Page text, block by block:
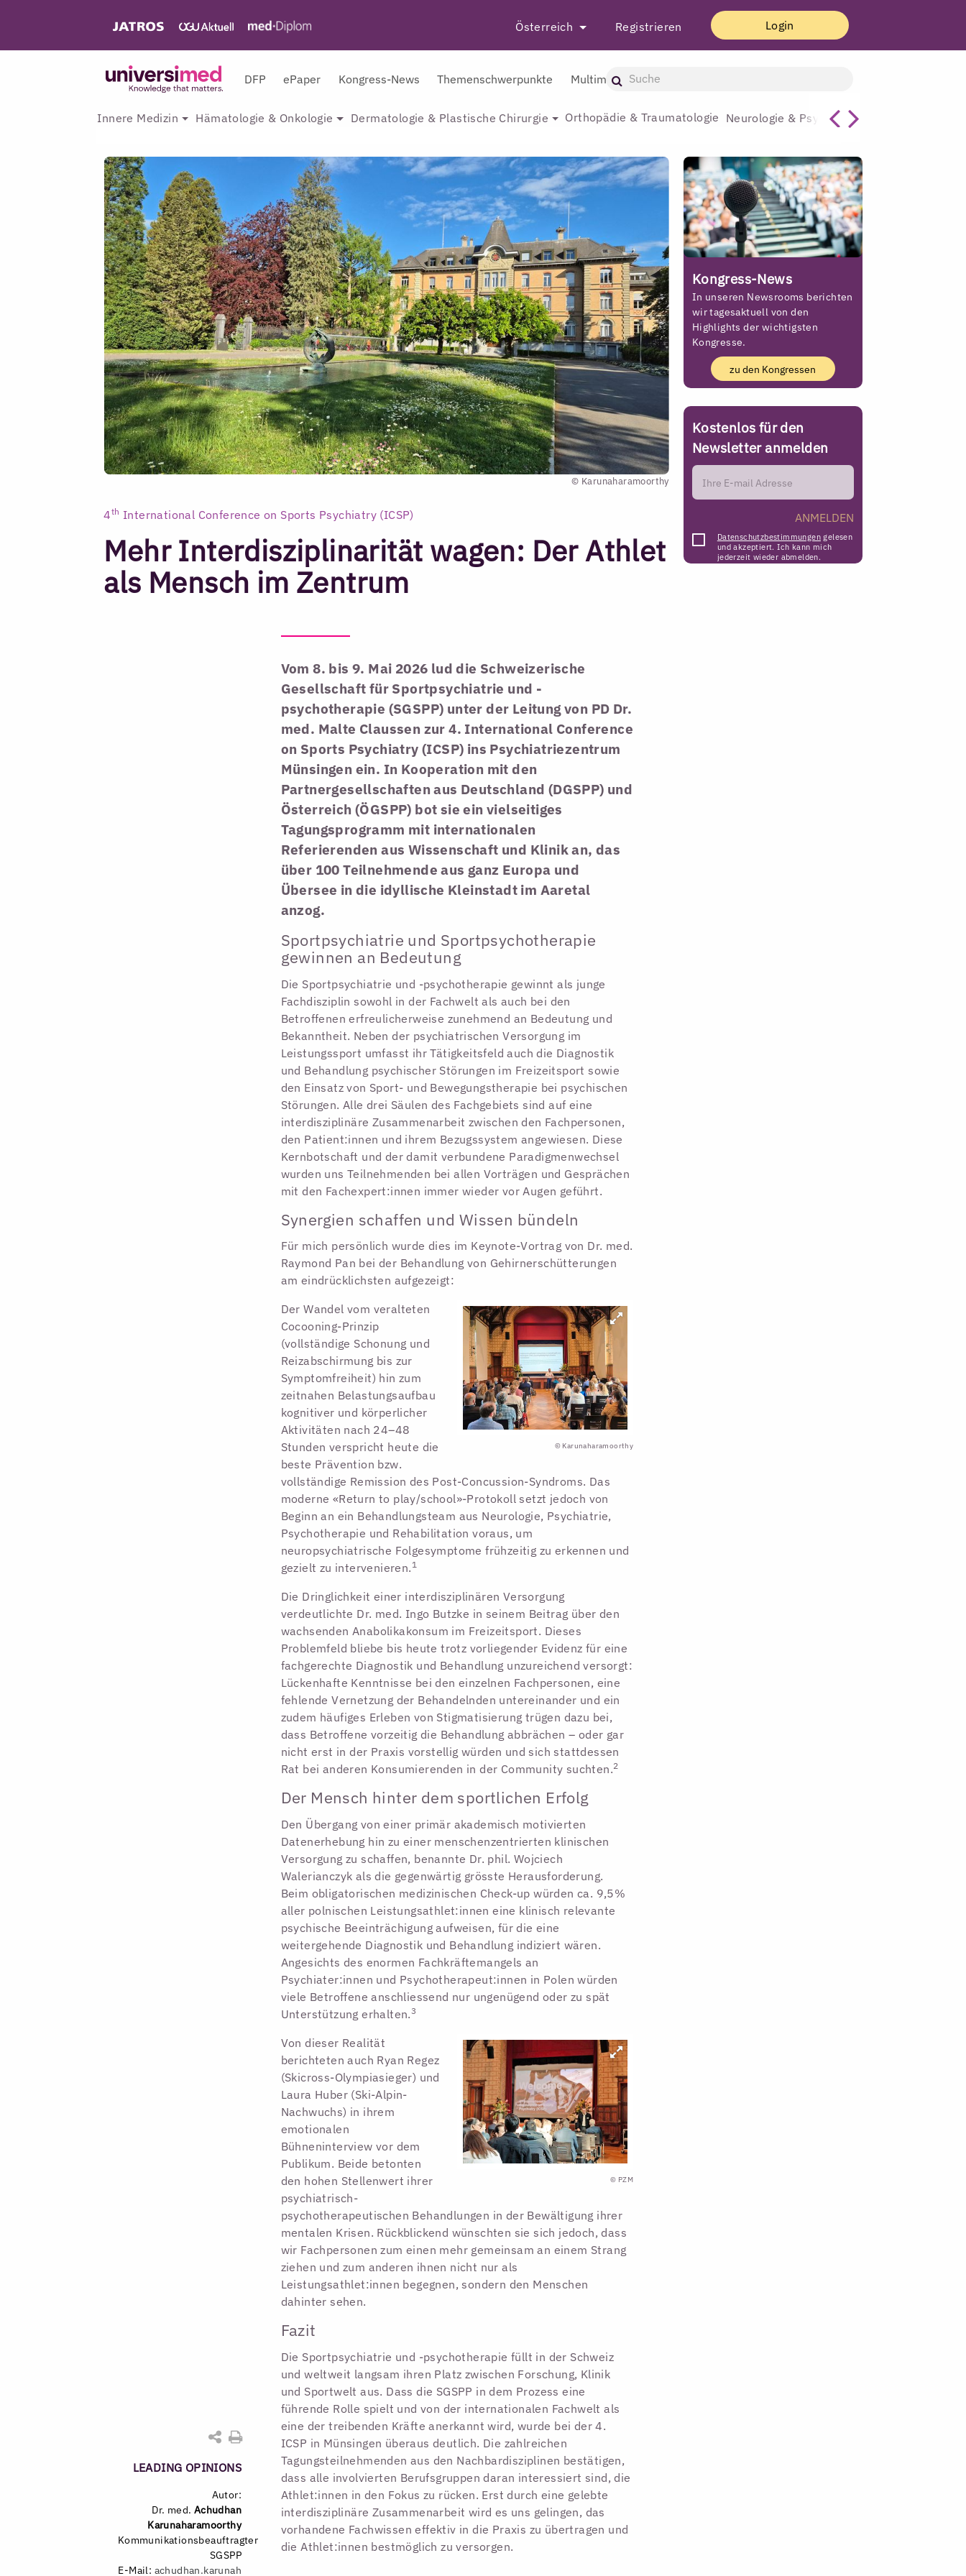
Österreich Registrieren Login
DFP ePaper Kongress-News Themenschwerpunkte Multimedia
Innere Medizin Hämatologie & Onkologie Dermatologie & Plastische Chirurgie Orthopädie & Traumatologie Neurologie & Psychiatrie
© Karunaharamoorthy
4th International Conference on Sports Psychiatry (ICSP)
Mehr Interdisziplinarität wagen: Der Athlet
als Mensch im Zentrum
LEADING OPINIONS
Autor:
Dr. med. Achudhan
Karunaharamoorthy
Kommunikationsbeauftragter
SGSPP
E-Mail: achudhan.karunah
Vom 8. bis 9. Mai 2026 lud die Schweizerische
Gesellschaft für Sportpsychiatrie und -
psychotherapie (SGSPP) unter der Leitung von PD Dr.
med. Malte Claussen zur 4. International Conference
on Sports Psychiatry (ICSP) ins Psychiatriezentrum
Münsingen ein. In Kooperation mit den
Partnergesellschaften aus Deutschland (DGSPP) und
Österreich (ÖGSPP) bot sie ein vielseitiges
Tagungsprogramm mit internationalen
Referierenden aus Wissenschaft und Klinik an, das
über 100 Teilnehmende aus ganz Europa und
Übersee in die idyllische Kleinstadt im Aaretal
anzog.
Sportpsychiatrie und Sportpsychotherapie
gewinnen an Bedeutung
Die Sportpsychiatrie und -psychotherapie gewinnt als junge
Fachdisziplin sowohl in der Fachwelt als auch bei den
Betroffenen erfreulicherweise zunehmend an Bedeutung und
Bekanntheit. Neben der psychiatrischen Versorgung im
Leistungssport umfasst ihr Tätigkeitsfeld auch die Diagnostik
und Behandlung psychischer Störungen im Freizeitsport sowie
den Einsatz von Sport- und Bewegungstherapie bei psychischen
Störungen. Alle drei Säulen des Fachgebiets sind auf eine
interdisziplinäre Zusammenarbeit zwischen den Fachpersonen,
den Patient:innen und ihrem Bezugssystem angewiesen. Diese
Kernbotschaft und der damit verbundene Paradigmenwechsel
wurden uns Teilnehmenden bei allen Vorträgen und Gesprächen
mit den Fachexpert:innen immer wieder vor Augen geführt.
Synergien schaffen und Wissen bündeln
Für mich persönlich wurde dies im Keynote-Vortrag von Dr. med.
Raymond Pan bei der Behandlung von Gehirnerschütterungen
am eindrücklichsten aufgezeigt:
© Karunaharamoorthy
Der Wandel vom veralteten
Cocooning-Prinzip
(vollständige Schonung und
Reizabschirmung bis zur
Symptomfreiheit) hin zum
zeitnahen Belastungsaufbau
kognitiver und körperlicher
Aktivitäten nach 24–48
Stunden verspricht heute die
beste Prävention bzw.
vollständige Remission des Post-Concussion-Syndroms. Das
moderne «Return to play/school»-Protokoll setzt jedoch von
Beginn an ein Behandlungsteam aus Neurologie, Psychiatrie,
Psychotherapie und Rehabilitation voraus, um
neuropsychiatrische Folgesymptome frühzeitig zu erkennen und
gezielt zu intervenieren. 1
Die Dringlichkeit einer interdisziplinären Versorgung
verdeutlichte Dr. med. Ingo Butzke in seinem Beitrag über den
wachsenden Anabolikakonsum im Freizeitsport. Dieses
Problemfeld bliebe bis heute trotz vorliegender Evidenz für eine
fachgerechte Diagnostik und Behandlung unzureichend versorgt:
Lückenhafte Kenntnisse bei den einzelnen Fachpersonen, eine
fehlende Vernetzung der Behandelnden untereinander und ein
zudem häufiges Erleben von Stigmatisierung trügen dazu bei,
dass Betroffene vorzeitig die Behandlung abbrächen – oder gar
nicht erst in der Praxis vorstellig würden und sich stattdessen
Rat bei anderen Konsumierenden in der Community suchten.2
Der Mensch hinter dem sportlichen Erfolg
Den Übergang von einer primär akademisch motivierten
Datenerhebung hin zu einer menschenzentrierten klinischen
Versorgung zu schaffen, benannte Dr. phil. Wojciech
Walerianczyk als die gegenwärtig grösste Herausforderung.
Beim obligatorischen medizinischen Check-up würden ca. 9,5%
aller polnischen Leistungsathlet:innen eine klinisch relevante
psychische Beeinträchigung aufweisen, für die eine
weitergehende Diagnostik und Behandlung indiziert wären.
Angesichts des enormen Fachkräftemangels an
Psychiater:innen und Psychotherapeut:innen in Polen würden
viele Betroffene anschliessend nur ungenügend oder zu spät
Unterstützung erhalten.3
© PZM
Von dieser Realität
berichteten auch Ryan Regez
(Skicross-Olympiasieger) und
Laura Huber (Ski-Alpin-
Nachwuchs) in ihrem
emotionalen
Bühneninterview vor dem
Publikum. Beide betonten
den hohen Stellenwert ihrer
psychiatrisch-
psychotherapeutischen Behandlungen in der Bewältigung ihrer
mentalen Krisen. Rückblickend wünschten sie sich jedoch, dass
wir Fachpersonen zum einen mehr gemeinsam an einem Strang
ziehen und zum anderen ihnen nicht nur als
Leistungsathlet:innen begegnen, sondern den Menschen
dahinter sehen.
Fazit
Die Sportpsychiatrie und -psychotherapie füllt in der Schweiz
und weltweit langsam ihren Platz zwischen Forschung, Klinik
und Sportwelt aus. Dass die SGSPP in dem Prozess eine
führende Rolle spielt und von der internationalen Fachwelt als
eine der treibenden Kräfte anerkannt wird, wurde bei der 4.
ICSP in Münsingen überaus deutlich. Die zahlreichen
Tagungsteilnehmenden aus den Nachbardisziplinen bestätigen,
dass alle involvierten Berufsgruppen daran interessiert sind, die
Athlet:innen in den Fokus zu rücken. Erst durch eine gelebte
interdisziplinäre Zusammenarbeit wird es uns gelingen, das
vorhandene Fachwissen effektiv in die Praxis zu übertragen und
die Athlet:innen bestmöglich zu versorgen.
Kongress-News
In unseren Newsrooms berichten
wir tagesaktuell von den
Highlights der wichtigsten
Kongresse.
zu den Kongressen
Kostenlos für den
Newsletter anmelden
ANMELDEN
Datenschutzbestimmungen gelesen
und akzeptiert. Ich kann mich
jederzeit wieder abmelden.